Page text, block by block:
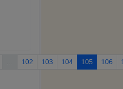
… 102 103 104 105 106